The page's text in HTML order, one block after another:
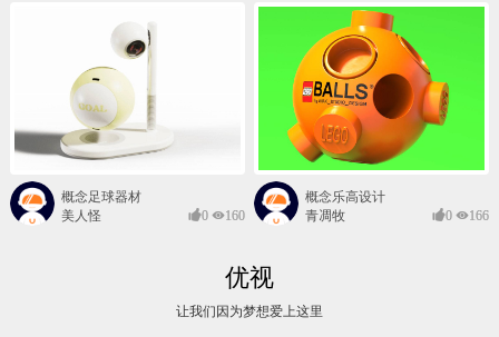
概念足球器材
美人怪
0 160
概念乐高设计
青凋牧
0 166
优视
让我们因为梦想爱上这里